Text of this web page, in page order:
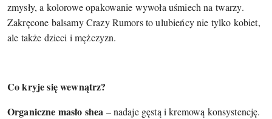
zmysły, a kolorowe opakowanie wywoła uśmiech na twarzy.
Zakręcone balsamy Crazy Rumors to ulubieńcy nie tylko kobiet,
ale także dzieci i mężczyzn.
Co kryje się wewnątrz?
Organiczne masło shea – nadaje gęstą i kremową konsystencję.